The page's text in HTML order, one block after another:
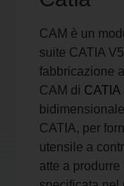
CAM è un
suite CATIA
fabbricazione
CAM di CATIA
CATIA, per
utensile a
atte a